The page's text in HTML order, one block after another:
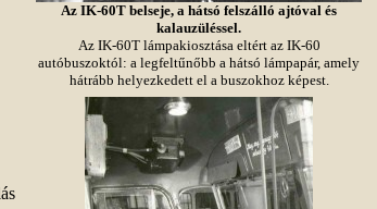
Az IK-60T belseje, a hátsó felszálló ajtóval és
kalauzüléssel.
Az IK-60T lámpakiosztása eltért az IK-60
autóbuszoktól: a legfeltűnőbb a hátsó lámpapár, amely
hátrább helyezkedett el a buszokhoz képest.